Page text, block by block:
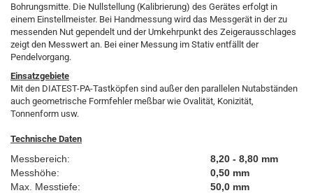
Bohrungsmitte. Die Nullstellung (Kalibrierung) des Gerätes erfolgt in
einem Einstellmeister. Bei Handmessung wird das Messgerät in der zu
messenden Nut gependelt und der Umkehrpunkt des Zeigerausschlages
zeigt den Messwert an. Bei einer Messung im Stativ entfällt der
Pendelvorgang.
Einsatzgebiete
Mit den DIATEST-PA-Tastköpfen sind außer den parallelen Nutabständen
auch geometrische Formfehler meßbar wie Ovalität, Konizität,
Tonnenform usw.
Technische Daten
Messbereich:
8,20 - 8,80 mm
Messhöhe:
0,50 mm
Max. Messtiefe:
50,0 mm